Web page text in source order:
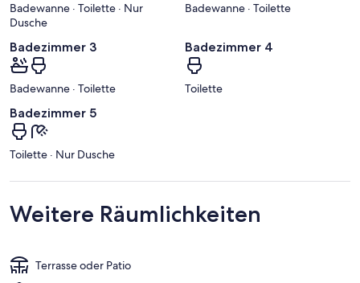
Badewanne · Toilette · Nur
Dusche
Badewanne · Toilette
Badezimmer 3
Badewanne · Toilette
Badezimmer 4
Toilette
Badezimmer 5
Toilette · Nur Dusche
Weitere Räumlichkeiten
Terrasse oder Patio